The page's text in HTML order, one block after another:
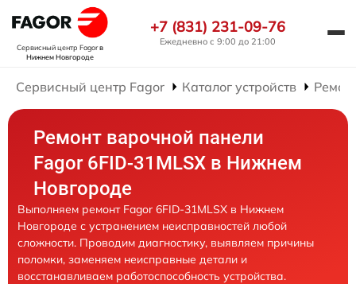
Сервисный центр Fagorв
Нижнем Новгороде
+7 (831) 231-09-76
Ежедневно с 9:00 до 21:00
Сервисный центр Fagor Каталог устройств
Ремонт варочной панели
Fagor 6FID-31MLSX в Нижнем
Новгороде
Выполняем ремонт Fagor 6FID-31MLSX в Нижнем
Новгороде с устранением неисправностей любой
сложности. Проводим диагностику, выявляем причины
поломки, заменяем неисправные детали и
восстанавливаем работоспособность устройства.